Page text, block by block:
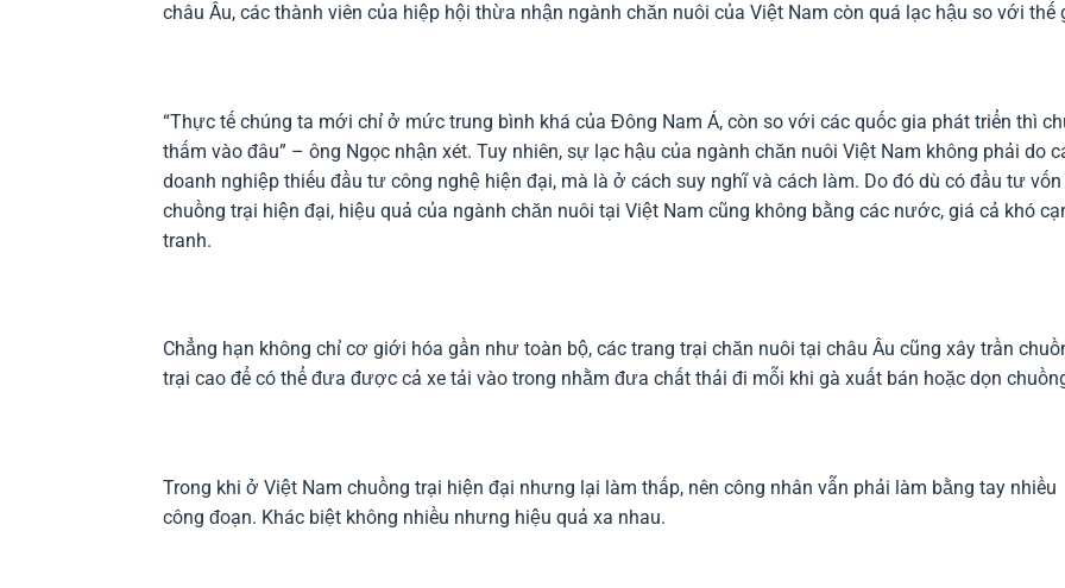
châu Âu, các thành viên của hiệp hội thừa nhận ngành chăn nuôi của Việt Nam còn quá lạc hậu so với thế
“Thực tế chúng ta mới chỉ ở mức trung bình khá của Đông Nam Á, còn so với các quốc gia phát triển thì
thấm vào đâu” – ông Ngọc nhận xét. Tuy nhiên, sự lạc hậu của ngành chăn nuôi Việt Nam không phải do
doanh nghiệp thiếu đầu tư công nghệ hiện đại, mà là ở cách suy nghĩ và cách làm. Do đó dù có đầu tư
chuồng trại hiện đại, hiệu quả của ngành chăn nuôi tại Việt Nam cũng không bằng các nước, giá cả khó
tranh.
Chẳng hạn không chỉ cơ giới hóa gần như toàn bộ, các trang trại chăn nuôi tại châu Âu cũng xây trần
trại cao để có thể đưa được cả xe tải vào trong nhằm đưa chất thải đi mỗi khi gà xuất bán hoặc dọn
Trong khi ở Việt Nam chuồng trại hiện đại nhưng lại làm thấp, nên công nhân vẫn phải làm bằng tay nhiều
công đoạn. Khác biệt không nhiều nhưng hiệu quả xa nhau.